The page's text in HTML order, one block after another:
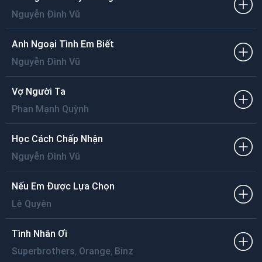
Là cho nhau câu chúc tiếng cười
Nguyễn Đình Vũ
Anh Ngoại Tình Em Biết
Nguyễn Đình Vũ
Vợ Người Ta
Phan Mạnh Quỳnh
Học Cách Chấp Nhận
Nguyễn Đình Vũ
Nếu Em Được Lựa Chọn
Lệ Quyên
Tình Nhân Ơi
Superbrothers, Orange, Binz